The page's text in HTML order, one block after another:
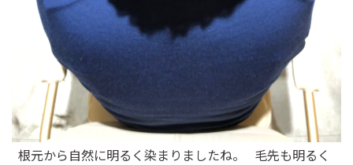
根元から自然に明るく染まりましたね。 毛先も明るく